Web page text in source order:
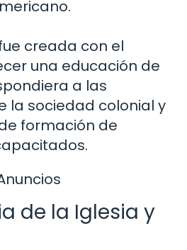
creada con el
una educación de
a las
la sociedad colonial y
formación de
de la Iglesia y